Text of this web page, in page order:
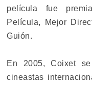
película fue
Película, Mejor
Guión.
En 2005, Coixet
cineastas